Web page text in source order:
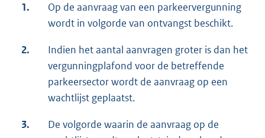
1.
Op de aanvraag van een parkeervergunning
wordt in volgorde van ontvangst beschikt.
2.
Indien het aantal aanvragen groter is dan het
vergunningplafond voor de betreffende
parkeersector wordt de aanvraag op een
wachtlijst geplaatst.
3.
De volgorde waarin de aanvraag op de